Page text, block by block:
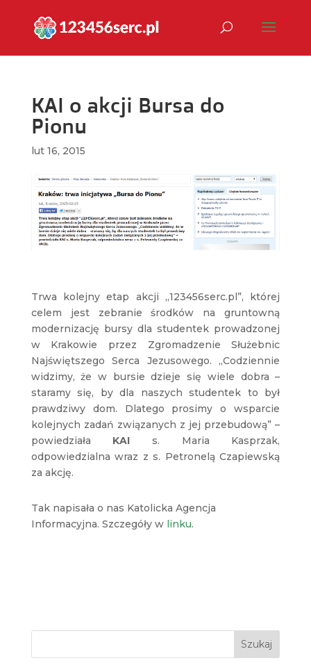
KAI o akcji Bursa do
Pionu
lut 16, 2015
Trwa kolejny etap akcji „123456serc.pl”, której
celem jest zebranie środków na gruntowną
modernizację bursy dla studentek prowadzonej
w Krakowie przez Zgromadzenie Służebnic
Najświętszego Serca Jezusowego. „Codziennie
widzimy, że w bursie dzieje się wiele dobra –
staramy się, by dla naszych studentek to był
prawdziwy dom. Dlatego prosimy o wsparcie
kolejnych zadań związanych z jej przebudową” –
powiedziała KAI s. Maria Kasprzak,
odpowiedzialna wraz z s. Petronelą Czapiewską
za akcję.
Tak napisała o nas Katolicka Agencja
Informacyjna. Szczegóły w linku.